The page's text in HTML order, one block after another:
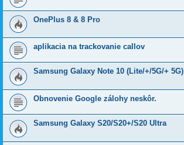
OnePlus 8 & 8 Pro
aplikacia na trackovanie callov
Samsung Galaxy Note 10 (Lite/+/5G/+ 5G)
Obnovenie Google zálohy neskôr.
Samsung Galaxy S20/S20+/S20 Ultra